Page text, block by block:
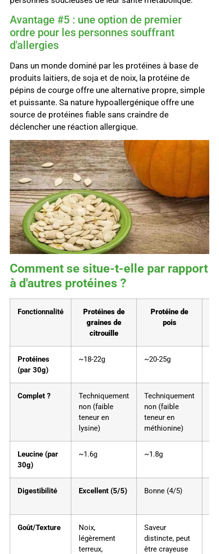
Avantage #5 : une option de premier
ordre pour les personnes souffrant
d'allergies
Dans un monde dominé par les protéines à base de
produits laitiers, de soja et de noix, la protéine de
pépins de courge offre une alternative propre, simple
et puissante. Sa nature hypoallergénique offre une
source de protéines fiable sans craindre de
déclencher une réaction allergique.
Comment se situe-t-elle par rapport
à d'autres protéines ?
Fonctionnalité
Protéines de
graines de
citrouille
Protéine de
pois
Protéines
(par 30g)
~18-22g ~20-25g
Complet ?
Techniquement
non (faible
teneur en
lysine)
Techniquement
non (faible
teneur en
méthionine)
Leucine (par
30g)
~1.6g ~1.8g
Digestibilité Excellent (5/5) Bonne (4/5)
Goût/Texture
Noix,
légèrement
terreux,
Saveur
distincte, peut
être crayeuse